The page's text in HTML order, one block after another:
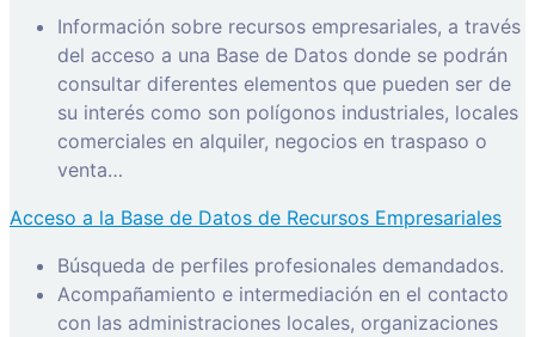
Información sobre recursos empresariales, a través
del acceso a una Base de Datos donde se podrán
consultar diferentes elementos que pueden ser de
su interés como son polígonos industriales, locales
comerciales en alquiler, negocios en traspaso o
venta…
Acceso a la Base de Datos de Recursos Empresariales
Búsqueda de perfiles profesionales demandados.
Acompañamiento e intermediación en el contacto
con las administraciones locales, organizaciones